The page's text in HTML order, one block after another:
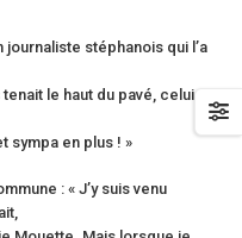
journaliste stéphanois qui l’a
le haut du pavé, celui-ci
sympa en plus ! »
: « J’y suis venu